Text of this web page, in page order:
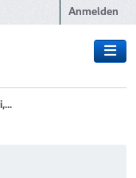
Anmelden